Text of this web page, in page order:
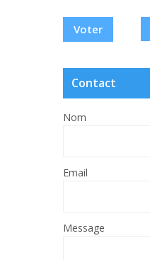
Contact
Nom
Email
Message